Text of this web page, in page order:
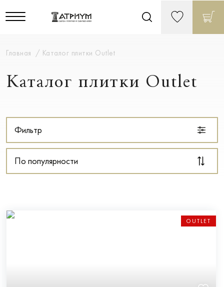
Главная Каталог плитки Outlet
Каталог плитки Outlet
Фильтр
По популярности
OUTLET